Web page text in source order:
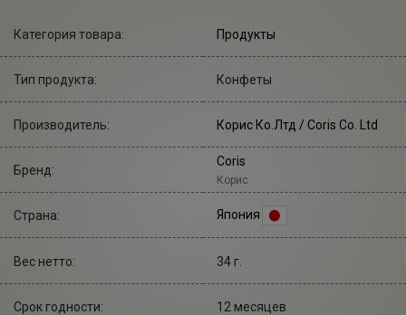
Категория товара: Продукты
Тип продукта: Конфеты
Производитель: Корис Ко.Лтд / Coris Co. Ltd
Бренд:
Coris
Корис
Страна: Япония
Вес нетто: 34 г.
Срок годности: 12 месяцев